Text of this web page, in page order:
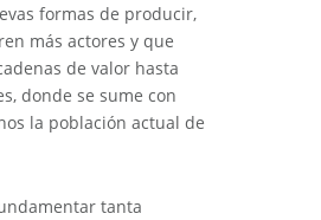
formas de producir,
más actores y que
de valor hasta
donde se sume con
la población actual de
tanta